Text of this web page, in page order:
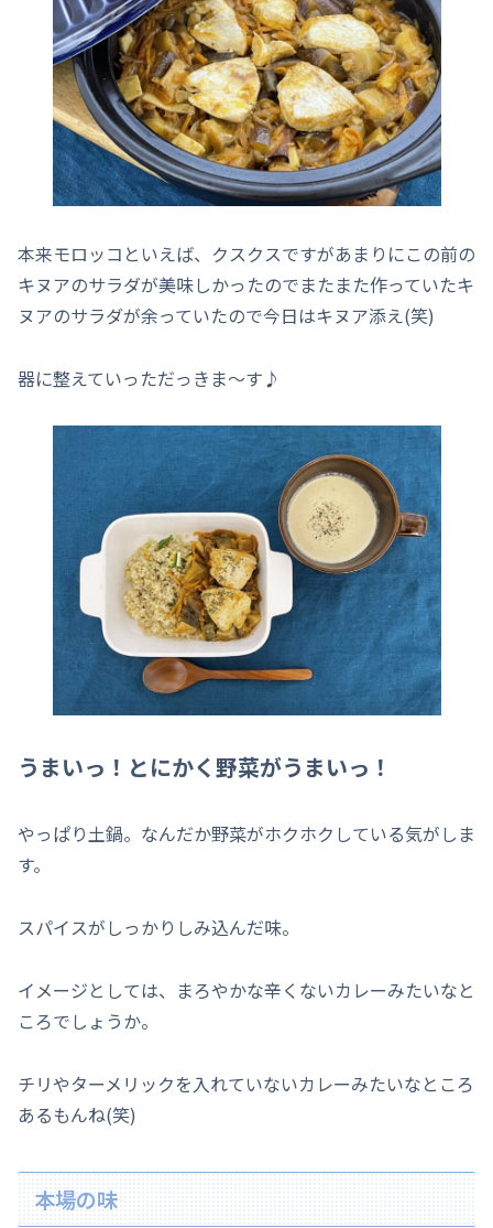
本来モロッコといえば、クスクスですがあまりにこの前の
キヌアのサラダが美味しかったのでまたまた作っていたキ
ヌアのサラダが余っていたので今日はキヌア添え(笑)
器に整えていっただっきま～す♪
うまいっ！ とにかく野菜がうまいっ！
やっぱり土鍋。なんだか野菜がホクホクしている気がしま
す。
スパイスがしっかりしみ込んだ味。
イメージとしては、まろやかな辛くないカレーみたいなと
ころでしょうか。
チリやターメリックを入れていないカレーみたいなところ
あるもんね(笑)
本場の味